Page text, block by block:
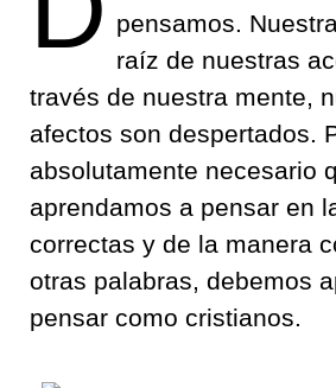
pensamos.
raíz de nuestras
través de nuestra mente,
afectos son despertados.
absolutamente necesario
aprendamos a pensar en
correctas y de la manera
otras palabras, debemos
pensar como cristianos.